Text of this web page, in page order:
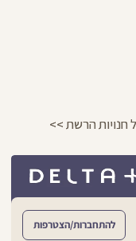
להתחברות/הצטרפות